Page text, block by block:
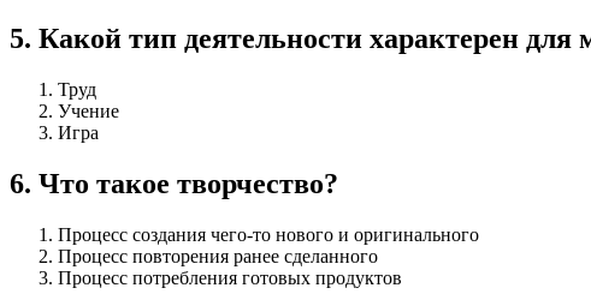
5. Какой тип деятельности характерен для
Труд
Учение
Игра
6. Что такое творчество?
Процесс создания чего-то нового и оригинального
Процесс повторения ранее сделанного
Процесс потребления готовых продуктов